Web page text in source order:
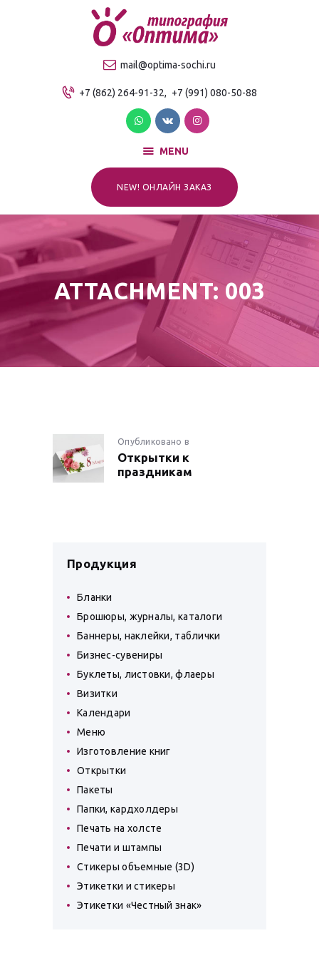
mail@optima-sochi.ru
+7 (862) 264-91-32, +7 (991) 080-50-88
MENU
NEW! ОНЛАЙН ЗАКАЗ
ATTACHMENT: 003
Качественная типография в Сочи
О компании
Продукция
Услуги
Прайс-лист
Для клиентов
НАВИГАЦИЯ
ПО
Опубликовано вПредыдущая
запись:
Открытки к
праздникам
Продукция
Бланки
Брошюры, журналы, каталоги
Баннеры, наклейки, таблички
Бизнес-сувениры
Буклеты, листовки, флаеры
Визитки
Календари
Меню
Изготовление книг
Открытки
Пакеты
Папки, кардхолдеры
Печать на холсте
Печати и штампы
Стикеры объемные (3D)
Этикетки и стикеры
Этикетки «Честный знак»